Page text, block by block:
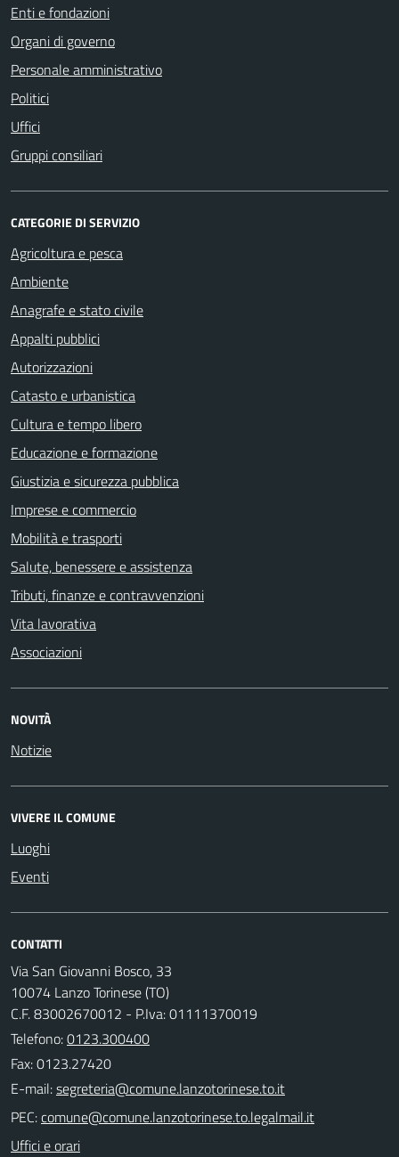
Enti e fondazioni
Organi di governo
Personale amministrativo
Politici
Uffici
Gruppi consiliari
CATEGORIE DI SERVIZIO
Agricoltura e pesca
Ambiente
Anagrafe e stato civile
Appalti pubblici
Autorizzazioni
Catasto e urbanistica
Cultura e tempo libero
Educazione e formazione
Giustizia e sicurezza pubblica
Imprese e commercio
Mobilità e trasporti
Salute, benessere e assistenza
Tributi, finanze e contravvenzioni
Vita lavorativa
Associazioni
NOVITÀ
Notizie
VIVERE IL COMUNE
Luoghi
Eventi
CONTATTI
Via San Giovanni Bosco, 33
10074 Lanzo Torinese (TO)
C.F. 83002670012 - P.Iva: 01111370019
Telefono:0123.300400
Fax: 0123.27420
E-mail:
PEC:
Uffici e orari